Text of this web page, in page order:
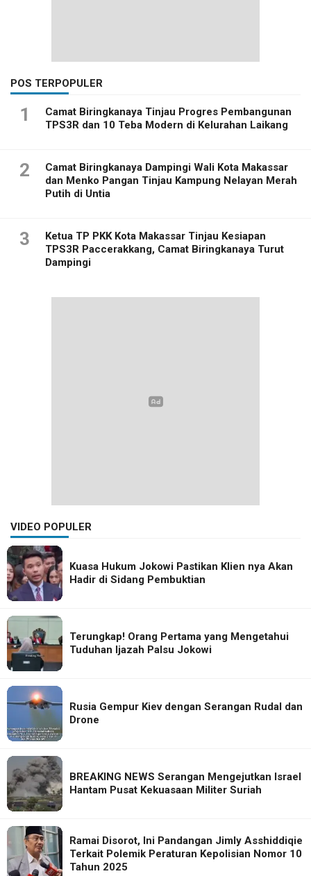
POS TERPOPULER
1
Camat Biringkanaya Tinjau Progres Pembangunan
TPS3R dan 10 Teba Modern di Kelurahan Laikang
2
Camat Biringkanaya Dampingi Wali Kota Makassar
dan Menko Pangan Tinjau Kampung Nelayan Merah
Putih di Untia
3
Ketua TP PKK Kota Makassar Tinjau Kesiapan
TPS3R Paccerakkang, Camat Biringkanaya Turut
Dampingi
VIDEO POPULER
Kuasa Hukum Jokowi Pastikan Klien nya Akan
Hadir di Sidang Pembuktian
Terungkap! Orang Pertama yang Mengetahui
Tuduhan Ijazah Palsu Jokowi
Rusia Gempur Kiev dengan Serangan Rudal dan
Drone
BREAKING NEWS Serangan Mengejutkan Israel
Hantam Pusat Kekuasaan Militer Suriah
Ramai Disorot, Ini Pandangan Jimly Asshiddiqie
Terkait Polemik Peraturan Kepolisian Nomor 10
Tahun 2025